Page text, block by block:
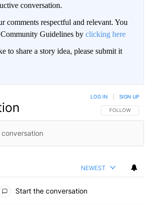
conversation.
comments respectful and relevant. You
Guidelines by clicking here
to share a story idea, please submit it
FOLLOW THIS
FOLLOW
LOG IN SIGN UP
NEWEST
Start the conversation